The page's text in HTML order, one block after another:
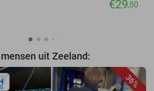
€29,50
uit Zeeland:
36%